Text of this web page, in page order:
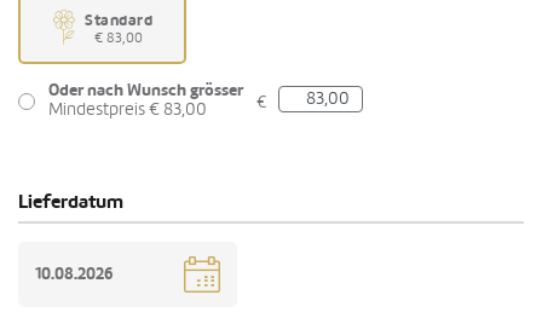
Standard
€ 83,00
Oder nach Wunsch grösser
Mindestpreis € 83,00
€
Lieferdatum